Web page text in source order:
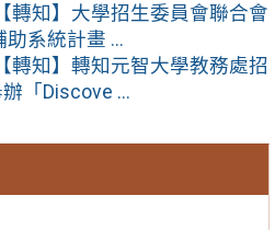
【轉知】大學招生委員會聯合會
助系統計畫 ...
【轉知】轉知元智大學教務處招
「Discove ...